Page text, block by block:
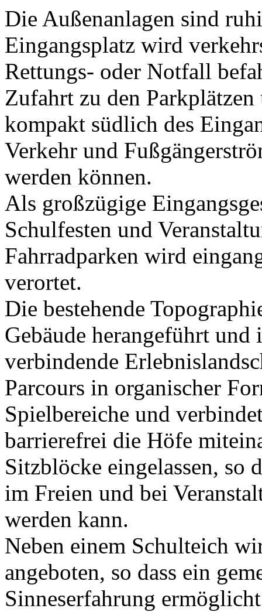
Die Außenanlagen sind
Eingangsplatz wird
Rettungs- oder Notfall
Zufahrt zu den
kompakt südlich des
Verkehr und
werden können.
Als großzügige
Schulfesten und
Fahrradparken wird
verortet.
Die bestehende
Gebäude herangeführt und
verbindende
Parcours in organischer
Spielbereiche und
barrierefrei die Höfe
Sitzblöcke eingelassen, so
im Freien und bei
werden kann.
Neben einem Schulteich
angeboten, so dass ein
Sinneserfahrung